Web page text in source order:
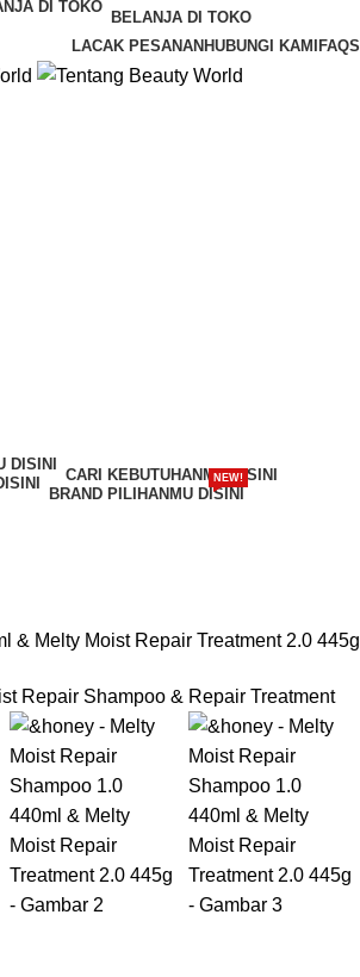
BELANJA DI TOKO
LACAK PESANAN HUBUNGI KAMI FAQS
CARI KEBUTUHANMU DISINI
BRAND PILIHANMU DISINI
NEW!
& Melty Moist Repair Treatment 2.0 445g